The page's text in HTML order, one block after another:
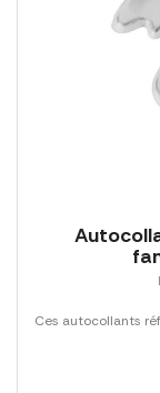
Ces autocollants